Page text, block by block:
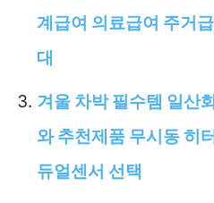
계급여 의료급여 주거
대
겨울 차박 필수템 일산
와 추천제품 무시동 히
듀얼센서 선택